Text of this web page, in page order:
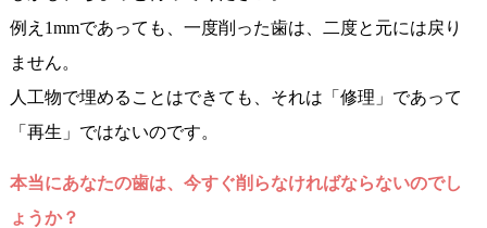
例え1mmであっても、一度削った歯は、二度と元には戻り
ません。
人工物で埋めることはできても、それは「修理」であって
「再生」ではないのです。
本当にあなたの歯は、今すぐ削らなければならないのでし
ょうか？